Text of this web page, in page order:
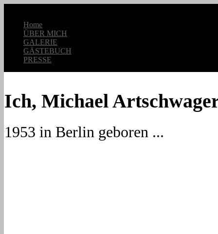
Home
ÜBER MICH
GALERIE
GÄSTEBUCH
PRESSE
Ich, Michael
1953 in Berlin geboren ...